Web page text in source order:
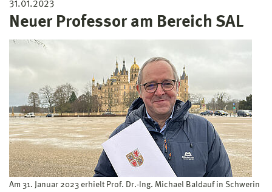
31.01.2023
Neuer Professor am Bereich SAL
Am 31. Januar 2023 erhielt Prof. Dr.-Ing. Michael Baldauf in Schwerin